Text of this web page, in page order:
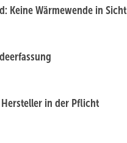
Keine Wärmewende in Sicht
Hersteller in der Pflicht